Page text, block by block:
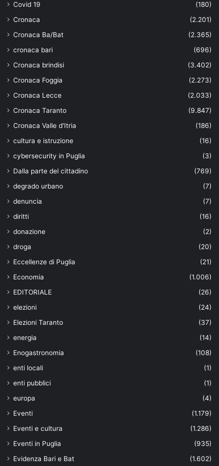
Covid 19
(180)
Cronaca
(2.201)
Cronaca Ba/Bat
(2.365)
cronaca bari
(696)
Cronaca brindisi
(3.402)
Cronaca Foggia
(2.273)
Cronaca Lecce
(2.033)
Cronaca Taranto
(9.847)
Cronaca Valle d'Itria
(186)
cultura e istruzione
(16)
cybersecurity in Puglia
(3)
Dalla parte del cittadino
(769)
degrado urbano
(7)
denuncia
(7)
diritti
(16)
donazione
(2)
droga
(20)
Eccellenze di Puglia
(21)
Economia
(1.006)
EDITORIALE
(26)
elezioni
(24)
Elezioni Taranto
(37)
energia
(14)
Enogastronomia
(108)
enti locali
(1)
enti pubblici
(1)
europa
(4)
Eventi
(1.179)
Eventi e cultura
(1.286)
Eventi in Puglia
(935)
Evidenza Bari e Bat
(1.602)